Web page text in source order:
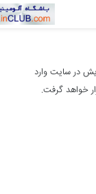
در سایت وارد
خواهد گرفت.